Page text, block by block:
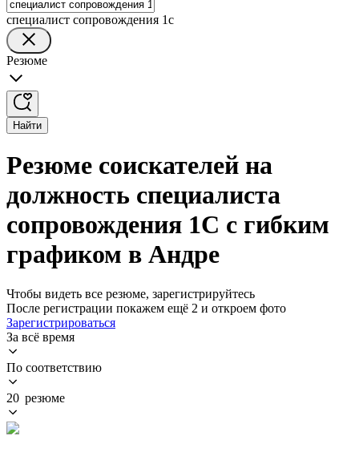
специалист сопровождения 1с
Резюме
Найти
Резюме соискателей на
должность специалиста
сопровождения 1С с гибким
графиком в Андре
Чтобы видеть все резюме, зарегистрируйтесь
После регистрации покажем ещё 2 и откроем фото
Зарегистрироваться
За всё время
По соответствию
20 резюме